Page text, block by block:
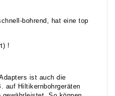
bohrend, hat eine top
!
ist auch die
auf Hiltikernbohrgeräten